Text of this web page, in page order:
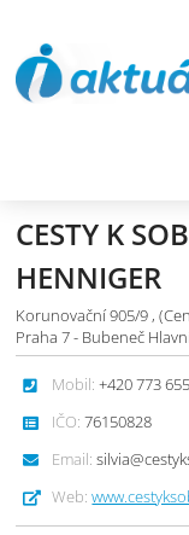
CESTY K
HENNIGER
Korunovační 905/9 ,
Praha 7 - Bubeneč
Mobil: +420 773
IČO: 76150828
Email:
Web: